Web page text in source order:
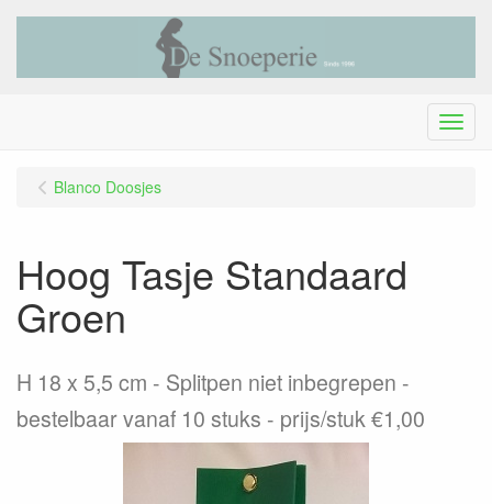
Menu
Blanco Doosjes
Hoog Tasje Standaard
Groen
H 18 x 5,5 cm - Splitpen niet inbegrepen -
bestelbaar vanaf 10 stuks - prijs/stuk €1,00